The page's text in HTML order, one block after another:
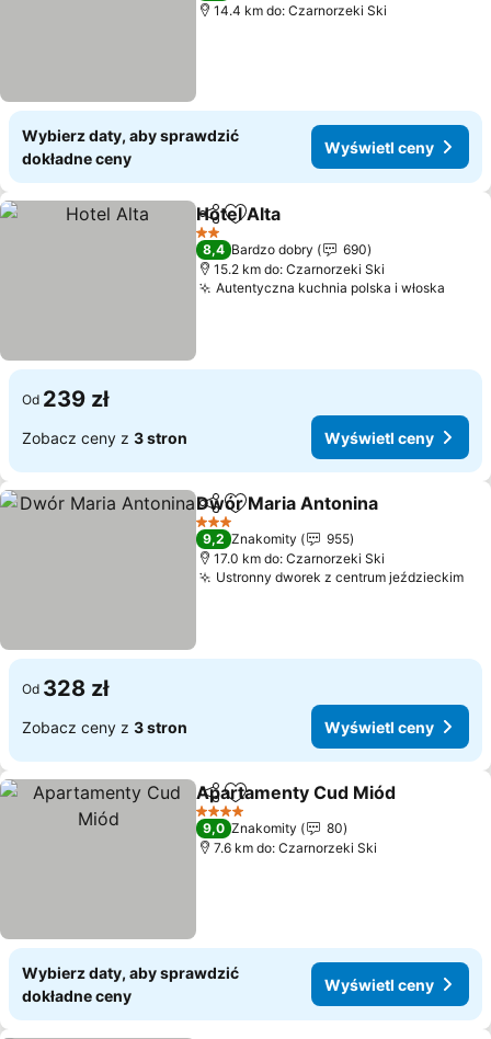
14.4 km do: Czarnorzeki Ski
Wybierz daty, aby sprawdzić
dokładne ceny
Wyświetl ceny
Udostępnij
Dodaj do ulubionych
Hotel Alta
2 Kategoria
8,4 Bardzo dobry
690
15.2 km do: Czarnorzeki Ski
Autentyczna kuchnia polska i włoska
Od 239 zł
Zobacz ceny z 3 stron Wyświetl ceny
Udostępnij
Dodaj do ulubionych
Dwór Maria Antonina
3 Kategoria
9,2 Znakomity
955
17.0 km do: Czarnorzeki Ski
Ustronny dworek z centrum jeździeckim
Od 328 zł
Zobacz ceny z 3 stron Wyświetl ceny
Udostępnij
Dodaj do ulubionych
Apartamenty Cud Miód
4 Kategoria
9,0 Znakomity
80
7.6 km do: Czarnorzeki Ski
Wybierz daty, aby sprawdzić
dokładne ceny
Wyświetl ceny